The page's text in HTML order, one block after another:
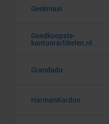
Geekmaxi
Goedkoopste-
kantoorartikelen.nl
Grandado
HarmanKardon